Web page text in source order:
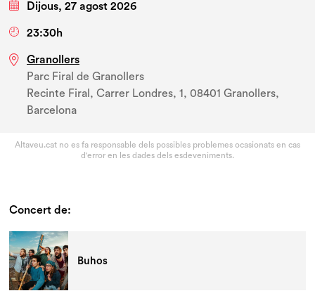
Dijous, 27 agost 2026
23:30h
Granollers
Parc Firal de Granollers
Recinte Firal, Carrer Londres, 1, 08401 Granollers,
Barcelona
Altaveu.cat no es fa responsable dels possibles problemes ocasionats en cas
d'error en les dades dels esdeveniments.
Concert de:
Buhos